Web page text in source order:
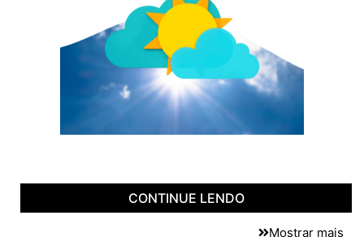
CONTINUE LENDO
Mostrar mais